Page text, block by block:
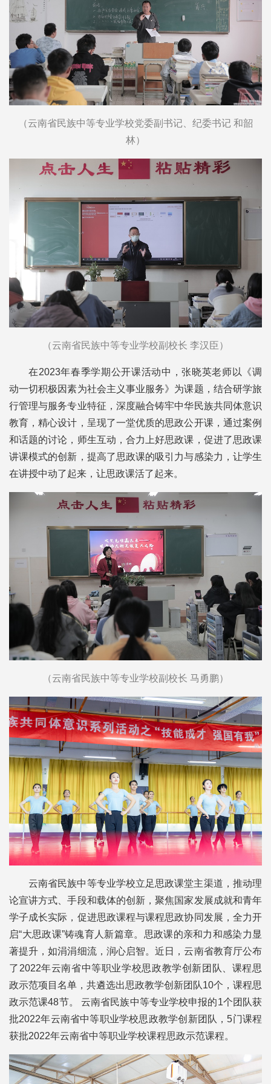
（云南省民族中等专业学校党委副书记、纪委书记 和韶
林）
（云南省民族中等专业学校副校长 李汉臣）
在2023年春季学期公开课活动中，张晓英老师以《调
动一切积极因素为社会主义事业服务》为课题，结合研学旅
行管理与服务专业特征，深度融合铸牢中华民族共同体意识
教育，精心设计，呈现了一堂优质的思政公开课，通过案例
和话题的讨论，师生互动，合力上好思政课，促进了思政课
讲课模式的创新，提高了思政课的吸引力与感染力，让学生
在讲授中动了起来，让思政课活了起来。
（云南省民族中等专业学校副校长 马勇鹏）
云南省民族中等专业学校立足思政课堂主渠道，推动理
论宣讲方式、手段和载体的创新，聚焦国家发展成就和青年
学子成长实际，促进思政课程与课程思政协同发展，全力开
启“大思政课”铸魂育人新篇章。思政课的亲和力和感染力显
著提升，如涓涓细流，润心启智。近日，云南省教育厅公布
了2022年云南省中等职业学校思政教学创新团队、课程思
政示范项目名单，共遴选出思政教学创新团队10个，课程思
政示范课48节。 云南省民族中等专业学校申报的1个团队获
批2022年云南省中等职业学校思政教学创新团队，5门课程
获批2022年云南省中等职业学校课程思政示范课程。